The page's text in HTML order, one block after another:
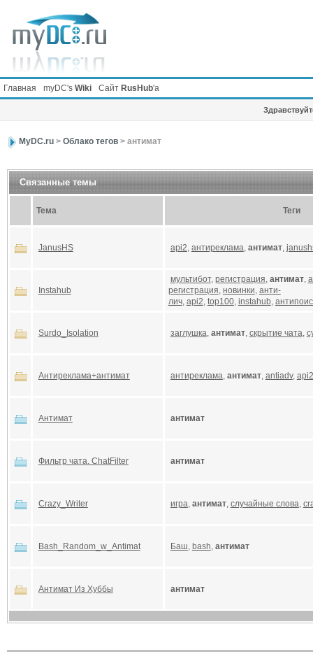
Главная myDC's Wiki Сайт RusHub'а
MyDC.ru> Облако тегов> антимат
Связанные темы
Тема Теги
JanusHS api2, антиреклама, антимат,
Instahub
мультибот, регистрация, антимат,
регистрация, новинки, анти-
лич, api2, top100, instahub,
Surdo_Isolation заглушка, антимат, скрытие чата,
Антиреклама+антимат антиреклама, антимат, antiadv, api2
Антимат антимат
Фильтр чата. ChatFilter антимат
Crazy_Writer игра, антимат, случайные слова,
Bash_Random_w_Antimat Баш, bash, антимат
Антимат Из Хуббы антимат